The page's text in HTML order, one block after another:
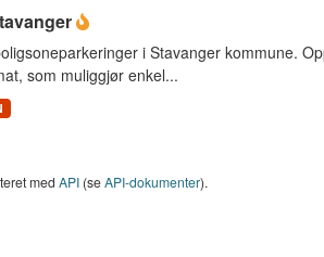
i Stavanger kommune.
som muliggjør enkel...
med API(seAPI-dokumenter).